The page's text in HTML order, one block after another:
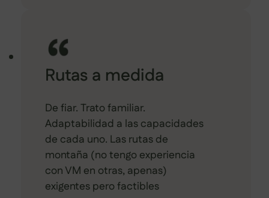
Rutas a medida
De fiar. Trato familiar.
Adaptabilidad a las capacidades
de cada uno. Las rutas de
montaña (no tengo experiencia
con VM en otras, apenas)
exigentes pero factibles